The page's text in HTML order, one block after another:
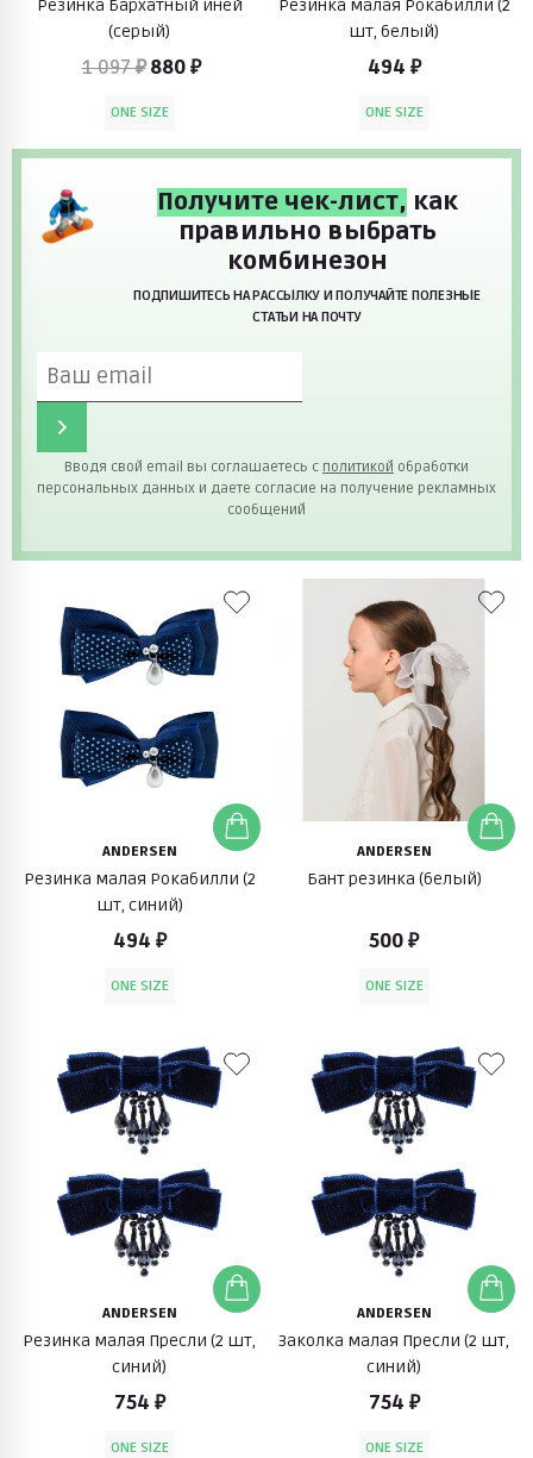
Резинка Бархатный иней
(серый)
1 097 ₽ 880 ₽
ONE SIZE
Резинка малая Рокабилли (2
шт, белый)
494 ₽
ONE SIZE
Получите чек-лист, как
правильно выбрать
комбинезон
ПОДПИШИТЕСЬ НА РАССЫЛКУ И ПОЛУЧАЙТЕ ПОЛЕЗНЫЕ
СТАТЬИ НА ПОЧТУ
Вводя свой email вы соглашаетесь с политикой обработки
персональных данных и даете согласие на получение рекламных
сообщений
ANDERSEN
Резинка малая Рокабилли (2
шт, синий)
494 ₽
ONE SIZE
ANDERSEN
Бант резинка (белый)
500 ₽
ONE SIZE
ANDERSEN
Резинка малая Пресли (2 шт,
синий)
754 ₽
ONE SIZE
ANDERSEN
Заколка малая Пресли (2 шт,
синий)
754 ₽
ONE SIZE